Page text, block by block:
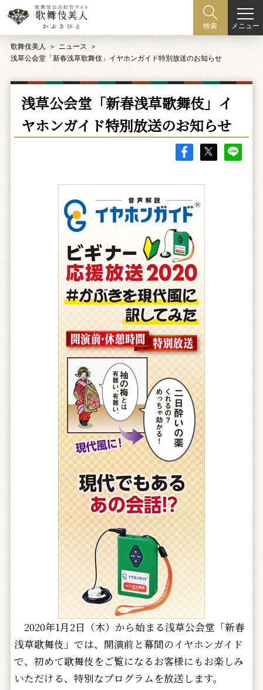
検索 メニュー
歌舞伎美人
ニュース
浅草公会堂「新春浅草歌舞伎」イヤホンガイド特別放送のお知らせ
浅草公会堂「新春浅草歌舞伎」イ
ヤホンガイド特別放送のお知らせ
2020年1月2日（木）から始まる浅草公会堂「新春
浅草歌舞伎」では、開演前と幕間のイヤホンガイド
で、初めて歌舞伎をご覧になるお客様にもお楽しみ
いただける、特別なプログラムを放送します。